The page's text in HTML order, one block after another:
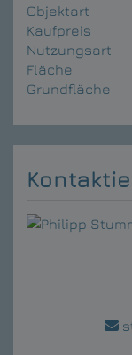
Objektart
Kaufpreis
Nutzungsart
Fläche
Grundfläche